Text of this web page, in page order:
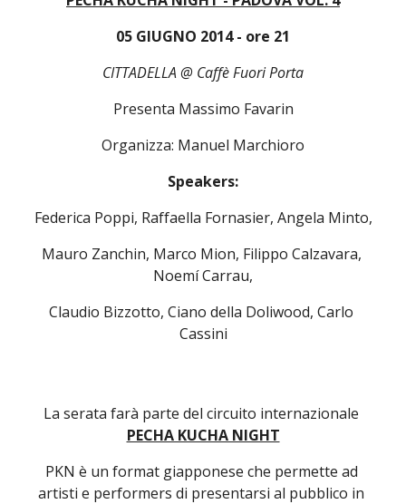
05 GIUGNO 2014 - ore 21
CITTADELLA @ Caffè Fuori Porta
Presenta Massimo Favarin
Organizza: Manuel Marchioro
Speakers:
Federica Poppi, Raffaella Fornasier, Angela Minto,
Mauro Zanchin, Marco Mion, Filippo Calzavara,
Noemí Carrau,
Claudio Bizzotto, Ciano della Doliwood, Carlo
Cassini
PECHA KUCHA NIGHT
PKN è un format giapponese che permette ad
artisti e performers di presentarsi al pubblico in